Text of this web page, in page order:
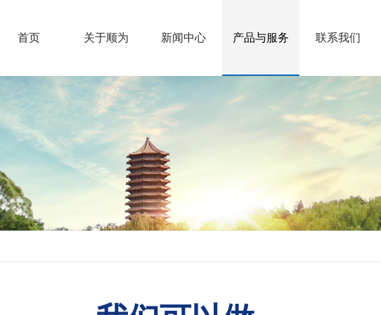
首页 关于顺为 新闻中心 产品与服务 联系我们